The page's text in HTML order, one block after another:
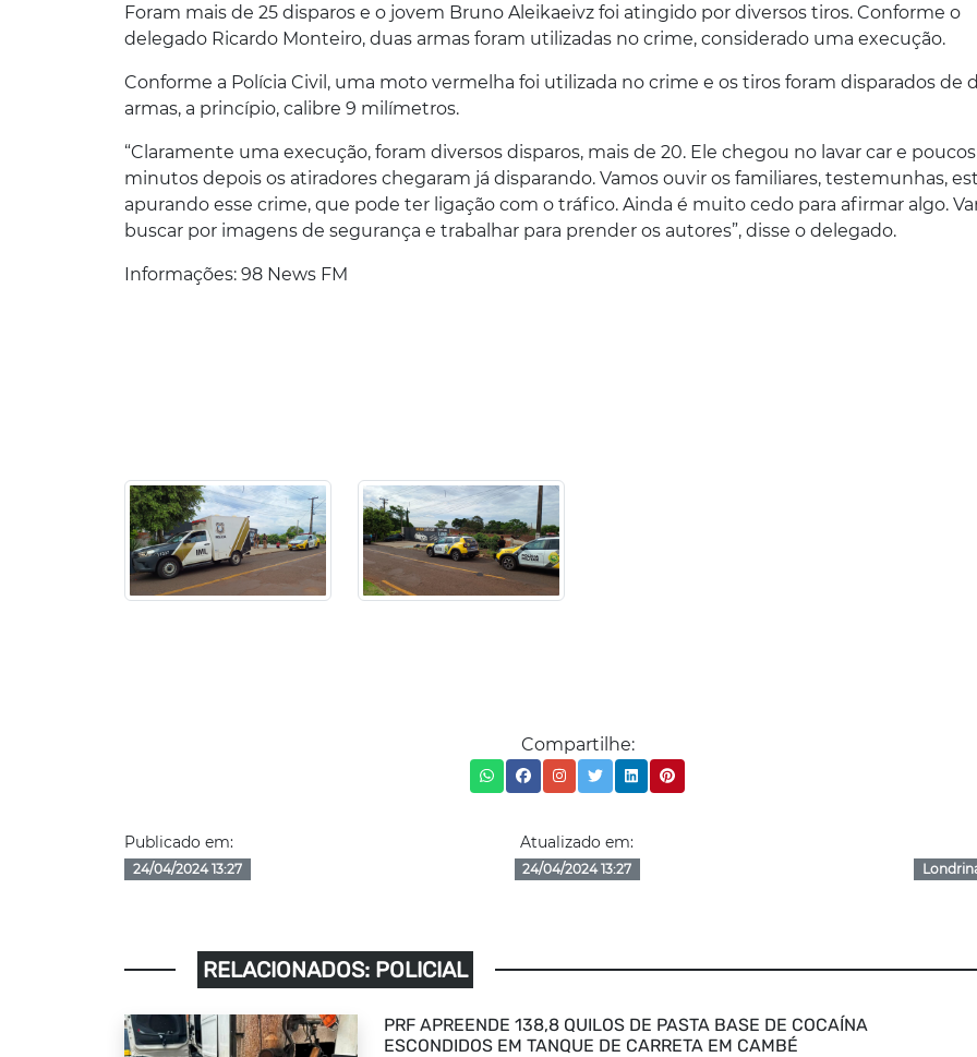
Foram mais de 25 disparos e o jovem Bruno Aleikaeivz foi atingido por diversos tiros. Conforme o
delegado Ricardo Monteiro, duas armas foram utilizadas no crime, considerado uma execução.
Conforme a Polícia Civil, uma moto vermelha foi utilizada no crime e os tiros foram disparados de
armas, a princípio, calibre 9 milímetros.
“Claramente uma execução, foram diversos disparos, mais de 20. Ele chegou no lavar car e poucos
minutos depois os atiradores chegaram já disparando. Vamos ouvir os familiares, testemunhas,
apurando esse crime, que pode ter ligação com o tráfico. Ainda é muito cedo para afirmar algo.
buscar por imagens de segurança e trabalhar para prender os autores”, disse o delegado.
Informações: 98 News FM
Compartilhe:
Publicado em:
24/04/2024 13:27
Atualizado em:
24/04/2024 13:27
RELACIONADOS: POLICIAL
PRF APREENDE 138,8 QUILOS DE PASTA BASE DE COCAÍNA
ESCONDIDOS EM TANQUE DE CARRETA EM CAMBÉ